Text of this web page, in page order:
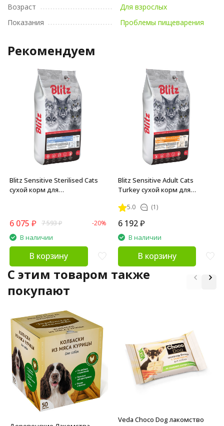
Возраст
Для взрослых
Показания
Проблемы пищеварения
Рекомендуем
Blitz Sensitive Sterilised Cats
сухой корм для
6 075 ₽ 7 593₽ -20%
В наличии
В корзину
Blitz Sensitive Adult Cats
Turkey сухой корм для
10 кг5.0 (1)
6 192 ₽
В наличии
В корзину
C этим товаром также
покупают
Veda Choco Dog лакомство